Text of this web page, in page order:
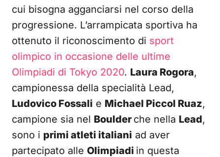
cui bisogna agganciarsi nel corso della
progressione. L’arrampicata sportiva ha
ottenuto il riconoscimento di sport
olimpico in occasione delle ultime
Olimpiadi di Tokyo 2020. Laura Rogora,
campionessa della specialità Lead,
Ludovico Fossali e Michael Piccol Ruaz,
campione sia nel Boulder che nella Lead,
sono i primi atleti italiani ad aver
partecipato alle Olimpiadi in questa